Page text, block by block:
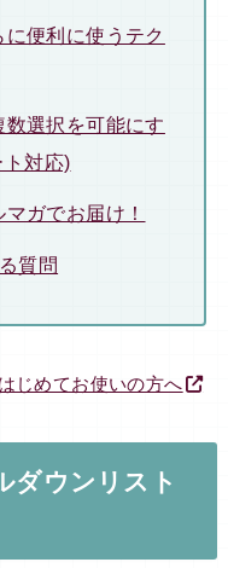
に便利に使うテク
数選択を可能にす
対応)
ガでお届け！
質問
じめてお使いの方へ
ダウンリスト